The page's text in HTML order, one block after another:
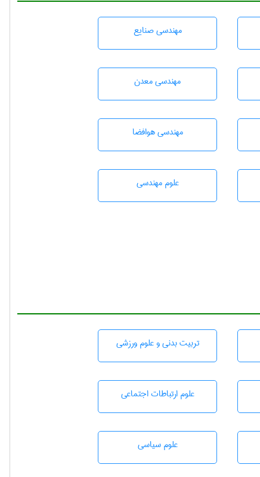
مهندسی صنايع
مهندسی معدن
مهندسی هوافضا
علوم مهندسی
تربيت بدنی و علوم ورزشی
علوم ارتباطات اجتماعی
علوم سياسی